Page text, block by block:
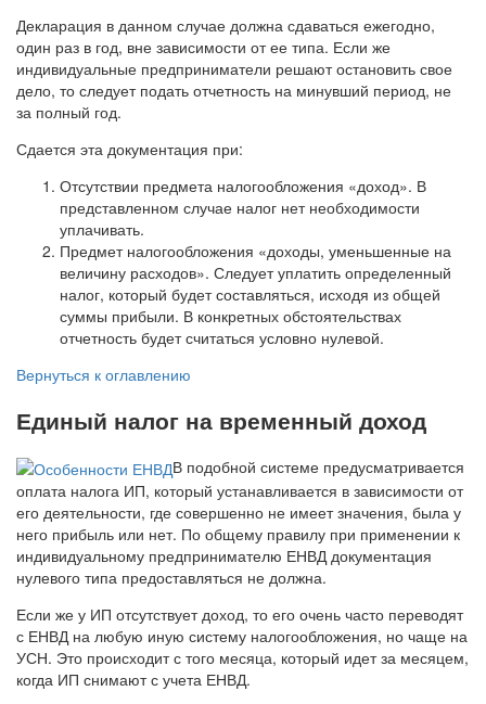
Декларация в данном случае должна сдаваться ежегодно,
один раз в год, вне зависимости от ее типа. Если же
индивидуальные предприниматели решают остановить свое
дело, то следует подать отчетность на минувший период, не
за полный год.
Сдается эта документация при:
Отсутствии предмета налогообложения «доход». В
представленном случае налог нет необходимости
уплачивать.
Предмет налогообложения «доходы, уменьшенные на
величину расходов». Следует уплатить определенный
налог, который будет составляться, исходя из общей
суммы прибыли. В конкретных обстоятельствах
отчетность будет считаться условно нулевой.
Вернуться к оглавлению
Единый налог на временный доход
В подобной системе предусматривается
оплата налога ИП, который устанавливается в зависимости от
его деятельности, где совершенно не имеет значения, была у
него прибыль или нет. По общему правилу при применении к
индивидуальному предпринимателю ЕНВД документация
нулевого типа предоставляться не должна.
Если же у ИП отсутствует доход, то его очень часто переводят
с ЕНВД на любую иную систему налогообложения, но чаще на
УСН. Это происходит с того месяца, который идет за месяцем,
когда ИП снимают с учета ЕНВД.